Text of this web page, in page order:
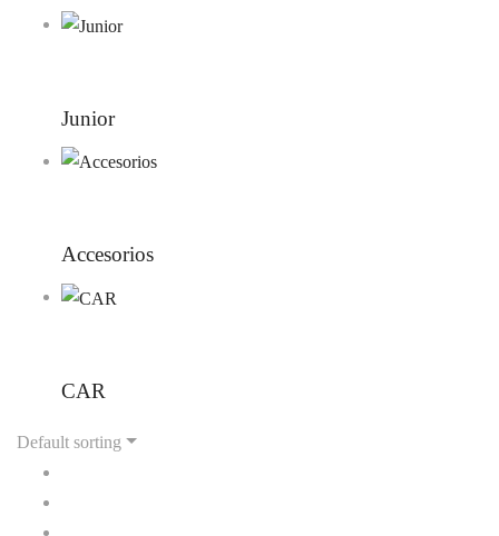
Junior
Accesorios
CAR
Default sorting